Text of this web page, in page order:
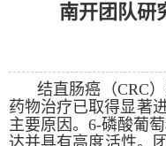
南开团队研
结直肠癌（CRC
药物治疗已取得显著
主要原因。6-磷酸葡
达并具有高度活性。